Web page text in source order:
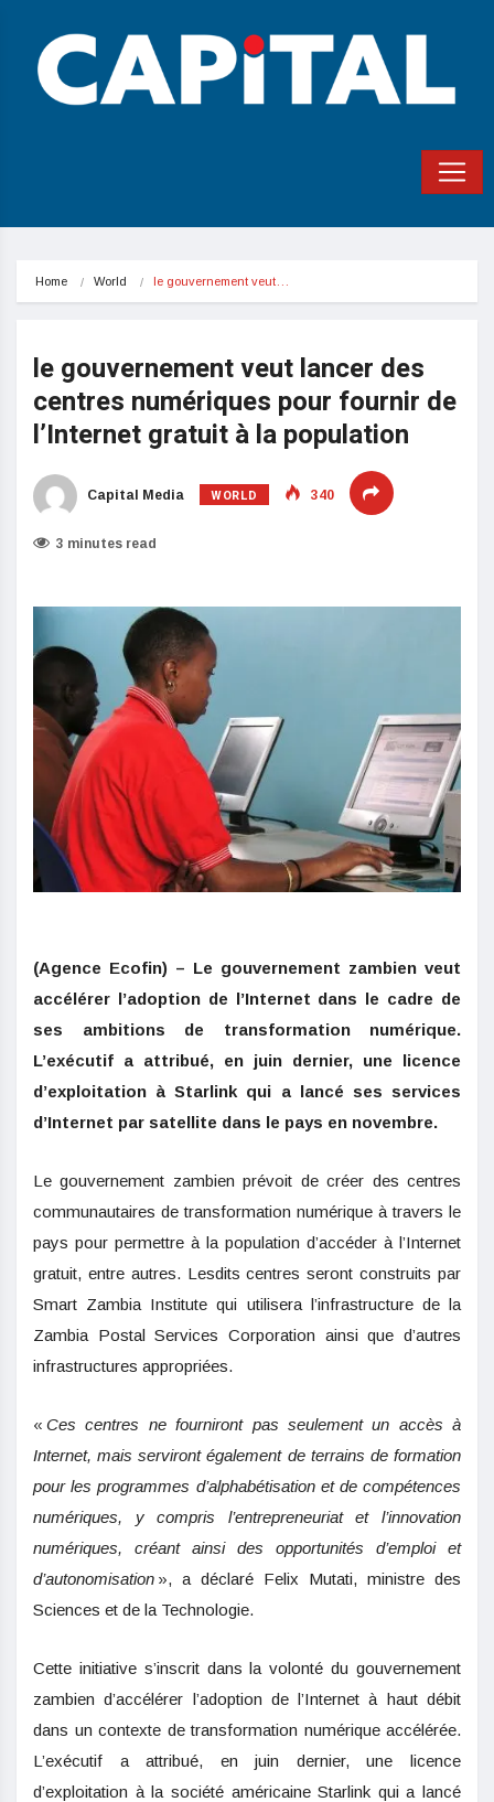
Home World le gouvernement veut…
le gouvernement veut lancer des
centres numériques pour fournir de
l’Internet gratuit à la population
Capital Media WORLD 340
3 minutes read
(Agence Ecofin) – Le gouvernement zambien veut
accélérer l’adoption de l’Internet dans le cadre de
ses ambitions de transformation numérique.
L’exécutif a attribué, en juin dernier, une licence
d’exploitation à Starlink qui a lancé ses services
d’Internet par satellite dans le pays en novembre.
Le gouvernement zambien prévoit de créer des centres
communautaires de transformation numérique à travers le
pays pour permettre à la population d’accéder à l’Internet
gratuit, entre autres. Lesdits centres seront construits par
Smart Zambia Institute qui utilisera l’infrastructure de la
Zambia Postal Services Corporation ainsi que d’autres
infrastructures appropriées.
« Ces centres ne fourniront pas seulement un accès à
Internet, mais serviront également de terrains de formation
pour les programmes d’alphabétisation et de compétences
numériques, y compris l’entrepreneuriat et l’innovation
numériques, créant ainsi des opportunités d’emploi et
d’autonomisation », a déclaré Felix Mutati, ministre des
Sciences et de la Technologie.
Cette initiative s’inscrit dans la volonté du gouvernement
zambien d’accélérer l’adoption de l’Internet à haut débit
dans un contexte de transformation numérique accélérée.
L’exécutif a attribué, en juin dernier, une licence
d’exploitation à la société américaine Starlink qui a lancé